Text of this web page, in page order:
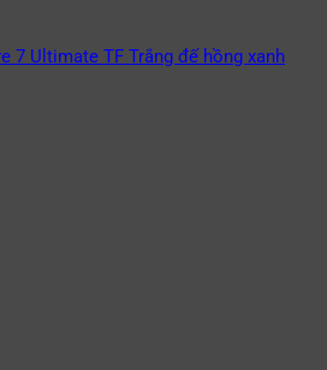
7 Ultimate TF Trắng đế hồng xanh